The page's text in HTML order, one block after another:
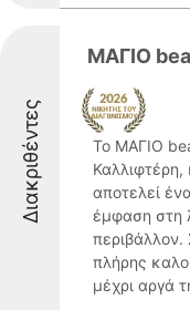
Διακριθέντες
ΜΑΓΙΟ
Το ΜΑΓΙΟ
αποτελεί
έμφαση στη
περιβάλλον.
πλήρης
μέχρι αργά